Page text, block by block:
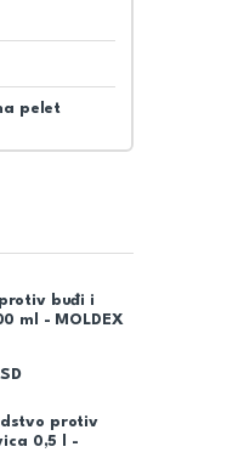
pelet
buđi i
ml - MOLDEX
protiv
0,5 l -